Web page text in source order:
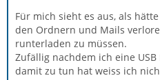
Für mich sieht es aus, als
den Ordnern und Mails
runterladen zu müssen.
Zufällig nachdem ich eine
damit zu tun hat weiss ich